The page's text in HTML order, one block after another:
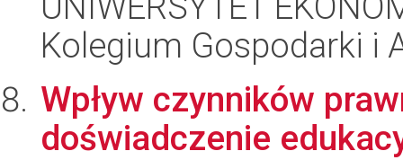
Kolegium Gospodarki i
Wpływ czynników
doświadczenie